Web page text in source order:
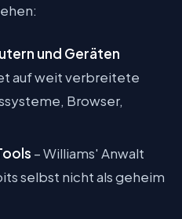
und Geräten
auf weit verbreitete
Browser,
– Williams' Anwalt
selbst nicht als geheim